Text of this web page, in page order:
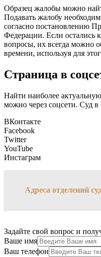
Образец жалобы можно
Подавать жалобу
согласно постановлению
Федерации. Если остались
вопросы, их всегда можно
времени, используя для
Страница в
Найти наиболее
можно через соцсети. Суд в
ВКонтакте
Facebook
Twitter
YouTube
Инстаграм
Адреса отделений
Задайте свой вопрос и
Ваше имя
Ваш телефон